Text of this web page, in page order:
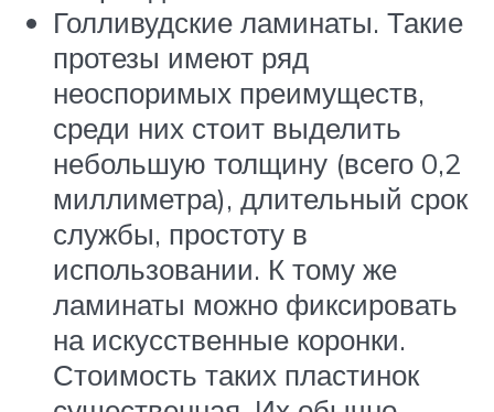
Голливудские ламинаты. Такие
протезы имеют ряд
неоспоримых преимуществ,
среди них стоит выделить
небольшую толщину (всего 0,2
миллиметра), длительный срок
службы, простоту в
использовании. К тому же
ламинаты можно фиксировать
на искусственные коронки.
Стоимость таких пластинок